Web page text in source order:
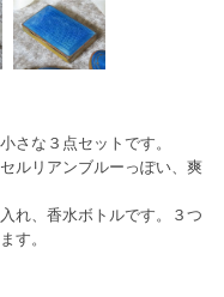
さな３点セットです。
ルリアンブルーっぽい、爽
れ、香水ボトルです。３つ
す。